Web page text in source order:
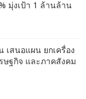
มุ่งเป้า 1 ล้านล้าน
สนอแผน ยกเครื่อง
ษฐกิจ และภาคสังคม